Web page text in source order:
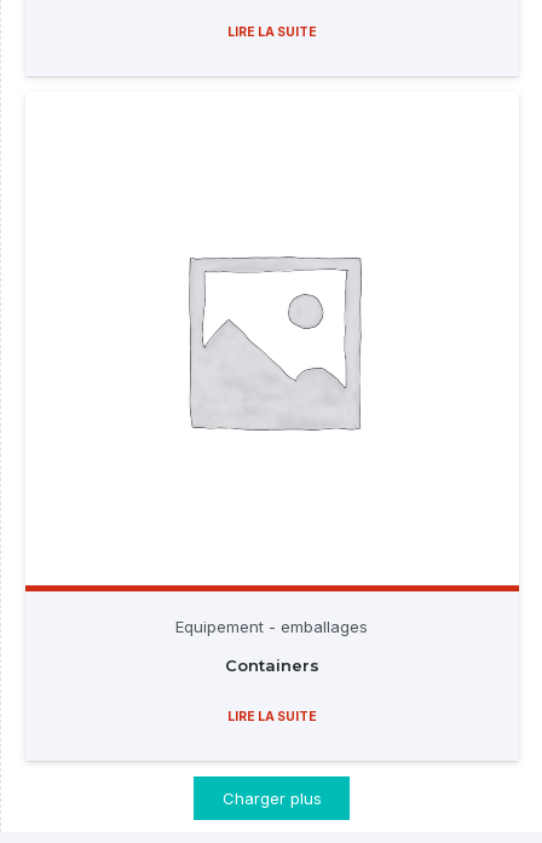
LIRE LA SUITE
Equipement - emballages
Containers
LIRE LA SUITE
Charger plus